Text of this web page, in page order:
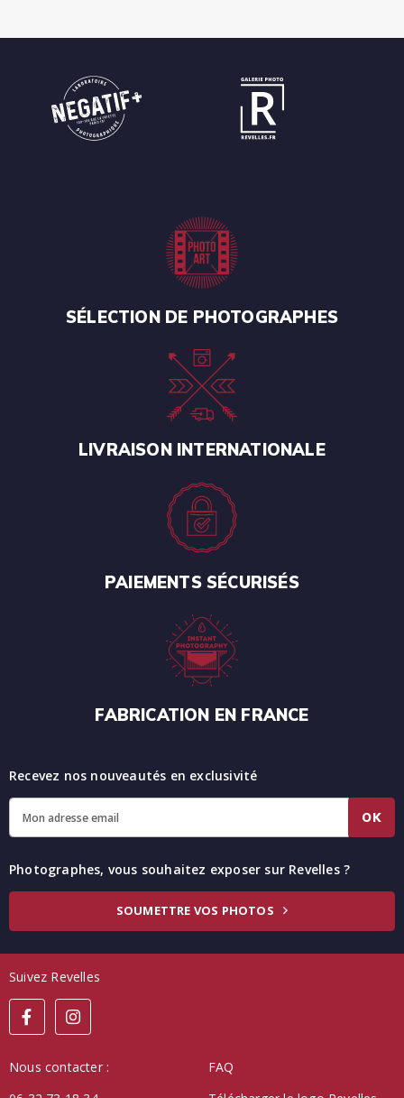
SÉLECTION DE PHOTOGRAPHES
LIVRAISON INTERNATIONALE
PAIEMENTS SÉCURISÉS
FABRICATION EN FRANCE
Recevez nos nouveautés en exclusivité
OK
Photographes, vous souhaitez exposer sur Revelles ?
SOUMETTRE VOS PHOTOS
Suivez Revelles
Nous contacter :
FAQ